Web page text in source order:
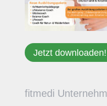
Jetzt downloaden!
fitmedi